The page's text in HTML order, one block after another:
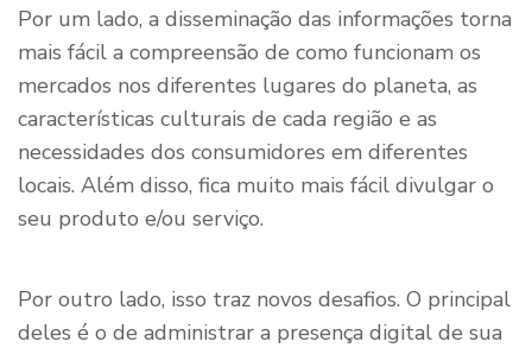
Por um lado, a disseminação das informações torna
mais fácil a compreensão de como funcionam os
mercados nos diferentes lugares do planeta, as
características culturais de cada região e as
necessidades dos consumidores em diferentes
locais. Além disso, fica muito mais fácil divulgar o
seu produto e/ou serviço.
Por outro lado, isso traz novos desafios. O principal
deles é o de administrar a presença digital de sua